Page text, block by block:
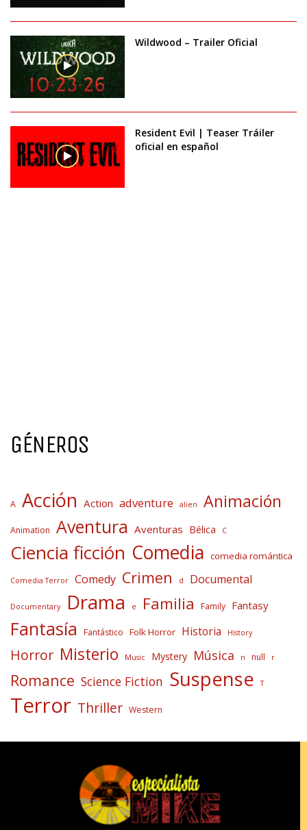
Wildwood – Trailer Oficial
Resident Evil | Teaser Tráiler
oficial en español
GÉNEROS
A Acción Action adventure alien Animación
Animation Aventura Aventuras Bélica C
Ciencia ficción Comedia comedia romántica
Comedia Terror Comedy Crimen d Documental
Documentary Drama e Familia Family Fantasy
Fantasía Fantástico Folk Horror Historia History
Horror Misterio Music Mystery Música n null r
Romance Science Fiction Suspense T
Terror Thriller Western